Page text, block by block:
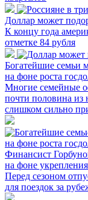
Доллар может
К концу года
отметке 84 рубля
Богатейшие семьи
на фоне роста
Многие семейные
почти половина из
слишком сильно
Финансист
на фоне
Перед сезоном
для поездок за